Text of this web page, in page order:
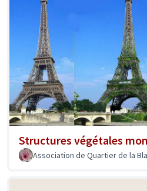
Structures végétales
Association de Quartier de la